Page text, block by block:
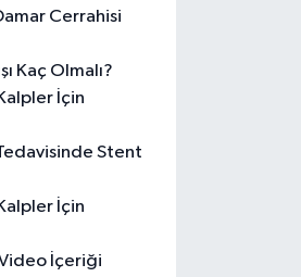
Cerrahisi
Kaç Olmalı?
İçin
Stent
İçin
İçeriği